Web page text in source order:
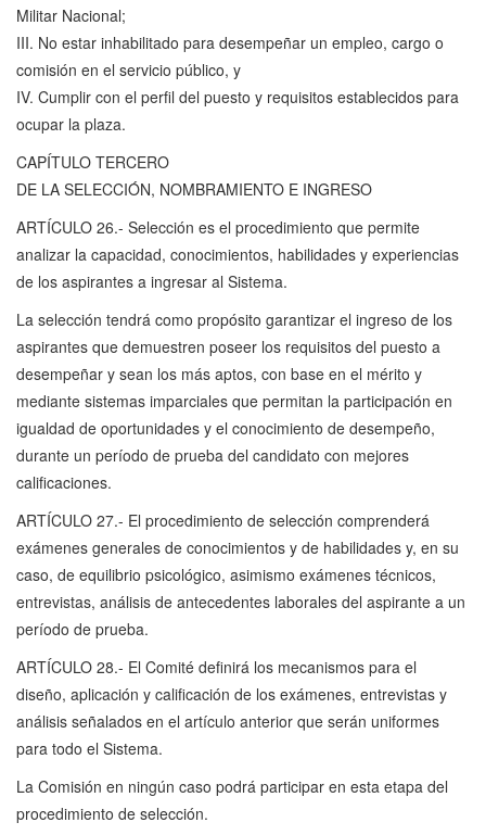
Militar Nacional;
III. No estar inhabilitado para desempeñar un empleo, cargo o
comisión en el servicio público, y
IV. Cumplir con el perfil del puesto y requisitos establecidos para
ocupar la plaza.
CAPÍTULO TERCERO
DE LA SELECCIÓN, NOMBRAMIENTO E INGRESO
ARTÍCULO 26.- Selección es el procedimiento que permite
analizar la capacidad, conocimientos, habilidades y experiencias
de los aspirantes a ingresar al Sistema.
La selección tendrá como propósito garantizar el ingreso de los
aspirantes que demuestren poseer los requisitos del puesto a
desempeñar y sean los más aptos, con base en el mérito y
mediante sistemas imparciales que permitan la participación en
igualdad de oportunidades y el conocimiento de desempeño,
durante un período de prueba del candidato con mejores
calificaciones.
ARTÍCULO 27.- El procedimiento de selección comprenderá
exámenes generales de conocimientos y de habilidades y, en su
caso, de equilibrio psicológico, asimismo exámenes técnicos,
entrevistas, análisis de antecedentes laborales del aspirante a un
período de prueba.
ARTÍCULO 28.- El Comité definirá los mecanismos para el
diseño, aplicación y calificación de los exámenes, entrevistas y
análisis señalados en el artículo anterior que serán uniformes
para todo el Sistema.
La Comisión en ningún caso podrá participar en esta etapa del
procedimiento de selección.